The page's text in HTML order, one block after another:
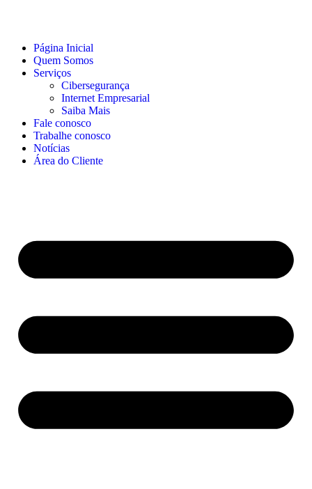
Página Inicial
Quem Somos
Serviços
Cibersegurança
Internet Empresarial
Saiba Mais
Fale conosco
Trabalhe conosco
Notícias
Área do Cliente